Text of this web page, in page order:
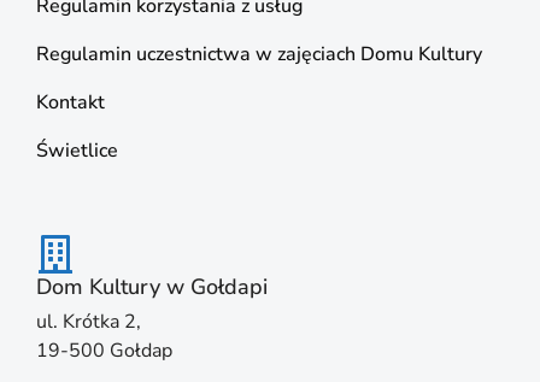
Regulamin korzystania z usług
Regulamin uczestnictwa w zajęciach Domu Kultury
Kontakt
Świetlice
Dom Kultury w Gołdapi
ul. Krótka 2,
19-500 Gołdap